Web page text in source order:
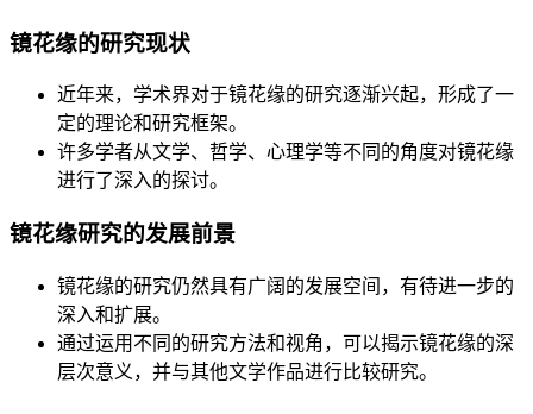
镜花缘的研究现状
近年来，学术界对于镜花缘的研究逐渐兴起，形成了一
定的理论和研究框架。
许多学者从文学、哲学、心理学等不同的角度对镜花缘
进行了深入的探讨。
镜花缘研究的发展前景
镜花缘的研究仍然具有广阔的发展空间，有待进一步的
深入和扩展。
通过运用不同的研究方法和视角，可以揭示镜花缘的深
层次意义，并与其他文学作品进行比较研究。